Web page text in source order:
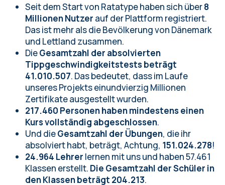
Seit dem Start von Ratatype haben sich über8
Millionen Nutzer auf der Plattform registriert.
Das ist mehr als die Bevölkerung von Dänemark
und Lettland zusammen.
DieGesamtzahl der absolvierten
Tippgeschwindigkeitstests beträgt
41.010.507. Das bedeutet, dass im Laufe
unseres Projekts einundvierzig Millionen
Zertifikate ausgestellt wurden.
217.460 Personen haben mindestens einen
Kurs vollständig abgeschlossen.
Und dieGesamtzahl der Übungen, die ihr
absolviert habt, beträgt, Achtung, 151.024.278!
24.964 Lehrer lernen mit uns und haben 57.461
Klassen erstellt. Die Gesamtzahl der Schüler in
den Klassen beträgt 204.213.